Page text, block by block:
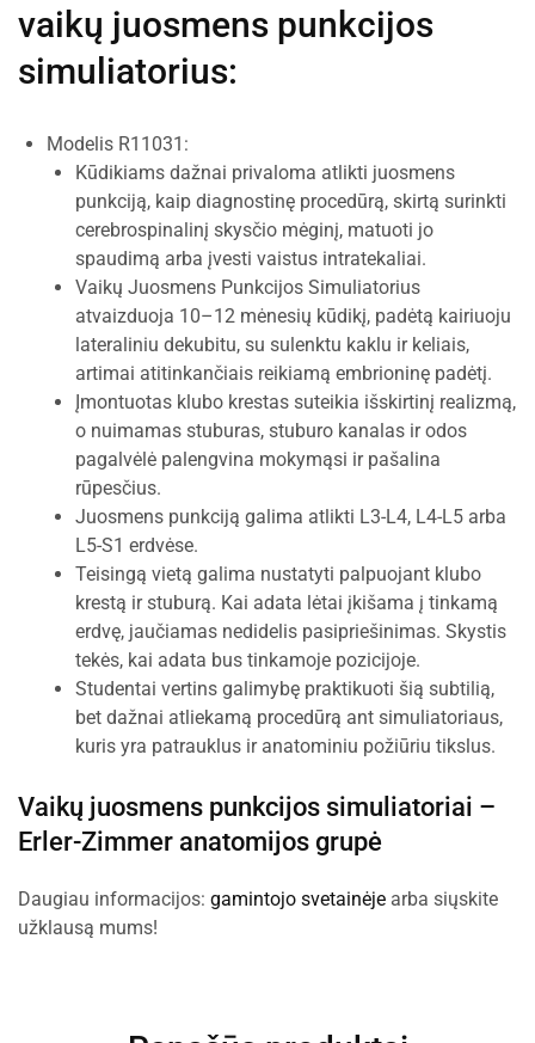
vaikų juosmens punkcijos
simuliatorius:
Modelis R11031:
Kūdikiams dažnai privaloma atlikti juosmens
punkciją, kaip diagnostinę procedūrą, skirtą surinkti
cerebrospinalinį skysčio mėginį, matuoti jo
spaudimą arba įvesti vaistus intratekaliai.
Vaikų Juosmens Punkcijos Simuliatorius
atvaizduoja 10–12 mėnesių kūdikį, padėtą kairiuoju
lateraliniu dekubitu, su sulenktu kaklu ir keliais,
artimai atitinkančiais reikiamą embrioninę padėtį.
Įmontuotas klubo krestas suteikia išskirtinį realizmą,
o nuimamas stuburas, stuburo kanalas ir odos
pagalvėlė palengvina mokymąsi ir pašalina
rūpesčius.
Juosmens punkciją galima atlikti L3-L4, L4-L5 arba
L5-S1 erdvėse.
Teisingą vietą galima nustatyti palpuojant klubo
krestą ir stuburą. Kai adata lėtai įkišama į tinkamą
erdvę, jaučiamas nedidelis pasipriešinimas. Skystis
tekės, kai adata bus tinkamoje pozicijoje.
Studentai vertins galimybę praktikuoti šią subtilią,
bet dažnai atliekamą procedūrą ant simuliatoriaus,
kuris yra patrauklus ir anatominiu požiūriu tikslus.
Vaikų juosmens punkcijos simuliatoriai –
Erler-Zimmer anatomijos grupė
Daugiau informacijos: gamintojo svetainėje arba siųskite
užklausą mums!